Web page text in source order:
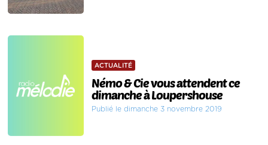
ACTUALITÉ
Némo & Cie vous attendent ce
dimanche à Loupershouse
Publié le dimanche 3 novembre 2019